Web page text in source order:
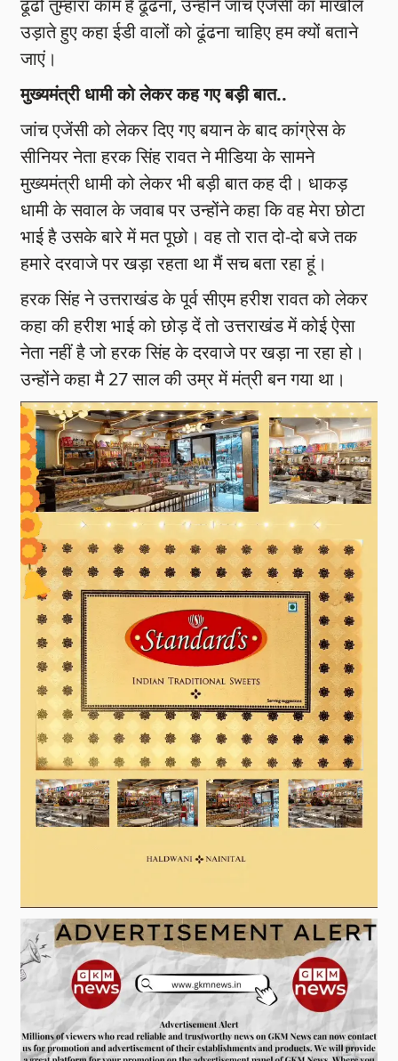
उड़ाते हुए कहा ईडी वालों को ढूंढना चाहिए हम क्यों बताने
जाएं।
मुख्यमंत्री धामी को लेकर कह गए बड़ी बात..
जांच एजेंसी को लेकर दिए गए बयान के बाद कांग्रेस के
सीनियर नेता हरक सिंह रावत ने मीडिया के सामने
मुख्यमंत्री धामी को लेकर भी बड़ी बात कह दी। धाकड़
धामी के सवाल के जवाब पर उन्होंने कहा कि वह मेरा छोटा
भाई है उसके बारे में मत पूछो। वह तो रात दो-दो बजे तक
हमारे दरवाजे पर खड़ा रहता था मैं सच बता रहा हूं।
हरक सिंह ने उत्तराखंड के पूर्व सीएम हरीश रावत को लेकर
कहा की हरीश भाई को छोड़ दें तो उत्तराखंड में कोई ऐसा
नेता नहीं है जो हरक सिंह के दरवाजे पर खड़ा ना रहा हो।
उन्होंने कहा मै 27 साल की उम्र में मंत्री बन गया था।